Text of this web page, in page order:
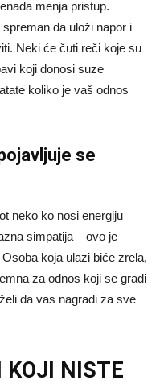
menja pristup.
da uloži napor i
Neki će čuti reči koje su
koji donosi suze
koliko je vaš odnos
se
neko ko nosi energiju
simpatija – ovo je
koja ulazi biće zrela,
za odnos koji se gradi
da vas nagradi za sve
KOJI NISTE